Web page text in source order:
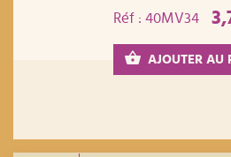
Réf : 40MV34
AJOUTER AU